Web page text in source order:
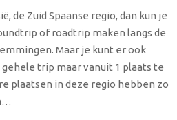
de Zuid Spaanse regio, dan kun je
of roadtrip maken langs de
Maar je kunt er ook
trip maar vanuit 1 plaats te
plaatsen in deze regio hebben zo